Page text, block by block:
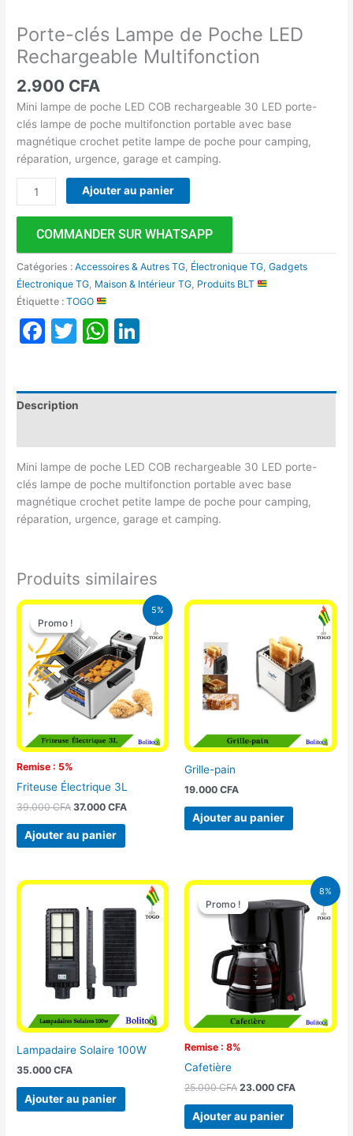
Porte-clés Lampe de Poche LED
Rechargeable Multifonction
2.900 CFA
Mini lampe de poche LED COB rechargeable 30 LED porte-
clés lampe de poche multifonction portable avec base
magnétique crochet petite lampe de poche pour camping,
réparation, urgence, garage et camping.
Ajouter au panier
COMMANDER SUR WHATSAPP
Catégories :Accessoires & Autres TG, Électronique TG,Gadgets
Électronique TG, Maison & Intérieur TG, Produits BLT
Étiquette :TOGO
Facebook
TwitterWhatsApp
Description
Mini lampe de poche LED COB rechargeable 30 LED porte-
clés lampe de poche multifonction portable avec base
magnétique crochet petite lampe de poche pour camping,
réparation, urgence, garage et camping.
Produits similaires
5%
Promo !
Remise : 5%
Promo !
Friteuse Électrique 3L
39.000CFA
Le
initial
était :
39.000 CFA.
37.000CFA
Le
prix
actuel
est :
37.000 CFA.
Ajouter au panier
Grille-pain
19.000 CFA
Ajouter au panier
Lampadaire Solaire 100W
35.000CFA
Ajouter au panier
8%
Promo !
Remise : 8%
Promo !
Cafetière
25.000CFA
Le
prix
initial
25.000 CFA.
23.000 CFA
Le
prix
actuel
est :
23.000 CFA.
Ajouter au panier